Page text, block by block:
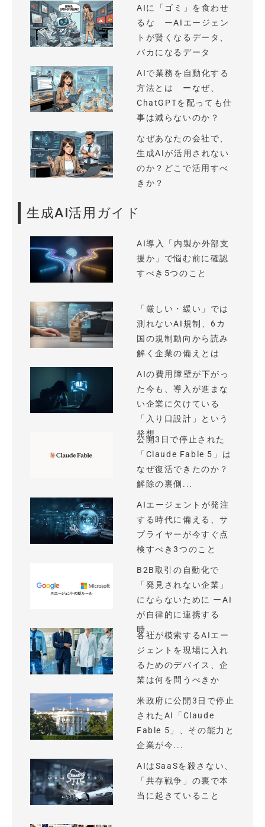
AIに「ゴミ」を食わせ
るな ーAIエージェン
トが賢くなるデータ、
バカになるデータ
AIで業務を自動化する
方法とは ーなぜ、
ChatGPTを配っても仕
事は減らないのか？
なぜあなたの会社で、
生成AIが活用されない
のか？どこで活用すべ
きか？
生成AI活用ガイド
AI導入「内製か外部支
援か」で悩む前に確認
すべき5つのこと
「厳しい・緩い」では
測れないAI規制、6カ
国の規制動向から読み
解く企業の備えとは
AIの費用障壁が下がっ
た今も、導入が進まな
い企業に欠けている
「入り口設計」という
発想
公開3日で停止された
「Claude Fable 5」は
なぜ復活できたのか？
解除の裏側...
AIエージェントが発注
する時代に備える、サ
プライヤーが今すぐ点
検すべき3つのこと
B2B取引の自動化で
「発見されない企業」
にならないために ーAI
が自律的に連携する
時...
各社が模索するAIエー
ジェントを現場に入れ
るためのデバイス、企
業は何を問うべきか
米政府に公開3日で停止
されたAI「Claude
Fable 5」、その能力と
企業が今...
AIはSaaSを殺さない、
「共存戦争」の裏で本
当に起きていること